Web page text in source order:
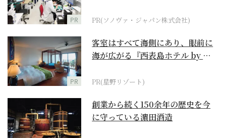
PR PR(ソノヴァ・ジャパン株式会社)
PR
客室はすべて海側にあり、眼前に
海が広がる『西表島ホテル by 星
PR(星野リゾート)
創業から続く150余年の歴史を今
に守っている濵田酒造